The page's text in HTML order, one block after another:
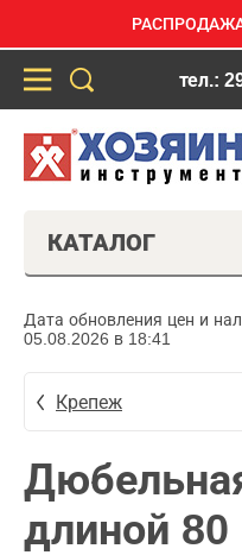
тел.:
КАТАЛОГ
Дата обновления цен и
05.08.2026 в 18:41
Крепеж
длиной